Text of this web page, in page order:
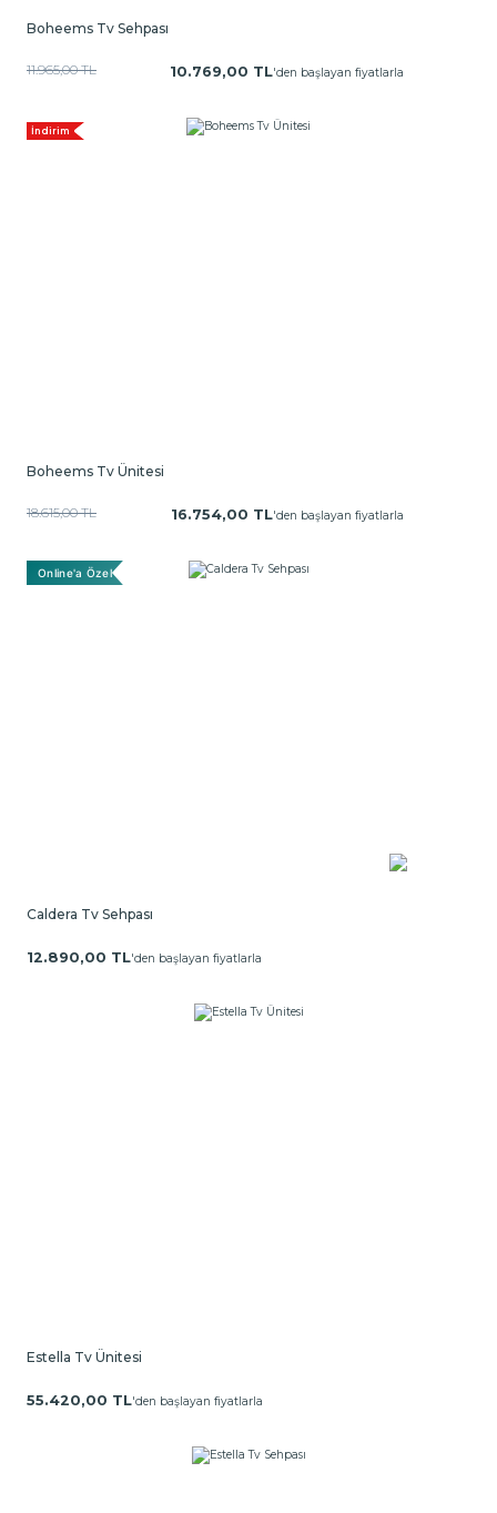
Boheems Tv Sehpası
11.965,00 TL 10.769,00 TL'den başlayan fiyatlarla
İndirim
Boheems Tv Ünitesi
18.615,00 TL 16.754,00 TL'den başlayan fiyatlarla
Online'a Özel
Caldera Tv Sehpası
12.890,00 TL'den başlayan fiyatlarla
Estella Tv Ünitesi
55.420,00 TL'den başlayan fiyatlarla